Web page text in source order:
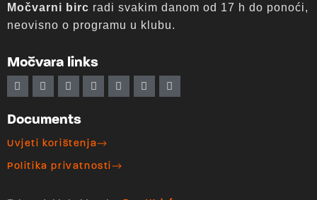
Močvarni birc radi svakim danom od 17 h do ponoći,
neovisno o programu u klubu.
Močvara links
Documents
Uvjeti korištenja
Politika privatnosti